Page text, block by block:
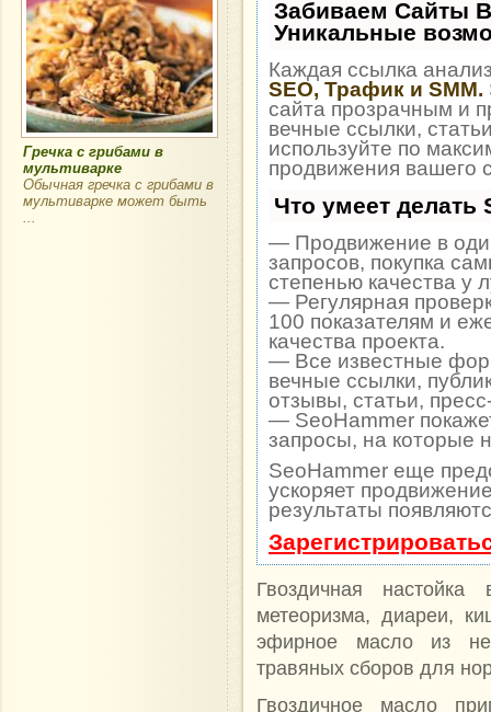
Гречка с грибами в
мультиварке
Обычная гречка с грибами в
мультиварке может быть
...
Забиваем Сайты
Уникальные
Каждая ссылка
SEO, Трафик и SMM.
сайта прозрачным и
вечные ссылки,
используйте по
продвижения вашего
Что умеет делать
— Продвижение в
запросов, покупка
степенью качества у
— Регулярная
100 показателям и
качества проекта.
— Все известные
вечные ссылки,
отзывы, статьи,
— SeoHammer
запросы, на которые
SeoHammer еще
ускоряет
результаты
Гвоздичная
метеоризма, диареи,
эфирное масло из
травяных сборов для
Гвоздичное масло